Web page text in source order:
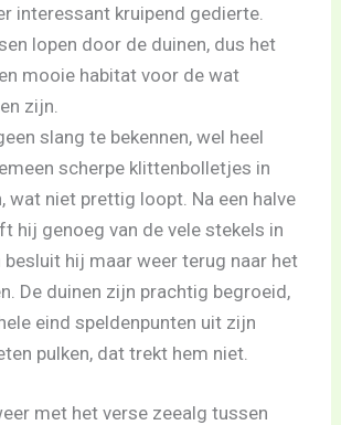
interessant kruipend gedierte.
lopen door de duinen, dus het
mooie habitat voor de wat
zijn.
slang te bekennen, wel heel
scherpe klittenbolletjes in
wat niet prettig loopt. Na een halve
hij genoeg van de vele stekels in
besluit hij maar weer terug naar het
De duinen zijn prachtig begroeid,
eind speldenpunten uit zijn
pulken, dat trekt hem niet.
met het verse zeealg tussen